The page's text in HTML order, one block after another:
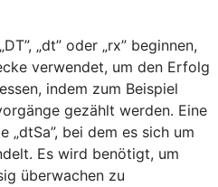
„dt” oder „rx” beginnen,
verwendet, um den Erfolg
indem zum Beispiel
gezählt werden. Eine
„dtSa”, bei dem es sich um
Es wird benötigt, um
überwachen zu